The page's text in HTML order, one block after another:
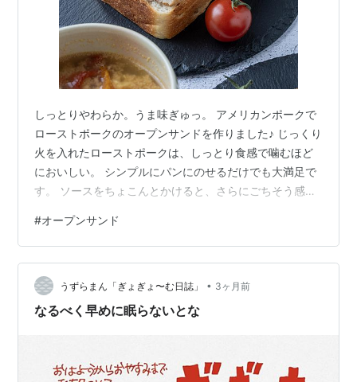
しっとりやわらか。うま味ぎゅっ。 アメリカンポークで
ローストポークのオープンサンドを作りました♪ じっくり
火を入れたローストポークは、しっとり食感で噛むほど
においしい。 シンプルにパンにのせるだけでも大満足で
す。 ソースをちょこんとかけると、さらにごちそう感ア
器。 アメリカンポークのロゴ入りで、キッチンにあるだ
けで気分が上がります♪ オリジナルキッチングッズって、
実用的なのはもちろん、料理時間まで楽しくしてくれる
から好き。 おいしいローストポークを味わいながら、ち
ょっと嬉しくなるランチタイムでした😊 明日は何を作ろ
#オープンサンド
うずらまん「ぎょぎょ〜む日誌」 • 3ヶ月前
なるべく早めに眠らないとな